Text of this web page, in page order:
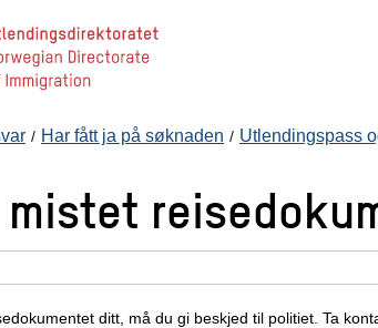
Har fått ja på søknaden Utlendingspass
ditt, må du gi beskjed til politiet. Ta